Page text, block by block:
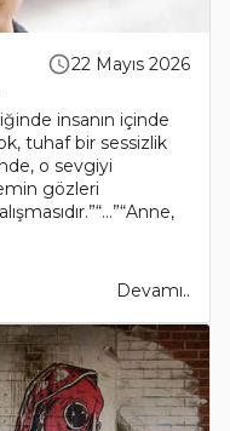
22 Mayıs 2026
insanın içinde
tuhaf bir sessizlik
o sevgiyi
gözleri
Devamı..